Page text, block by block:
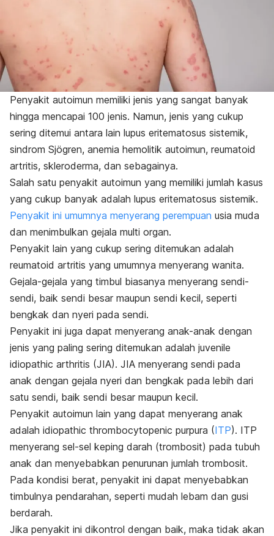
Penyakit autoimun memiliki jenis yang sangat banyak
hingga mencapai 100 jenis. Namun, jenis yang cukup
sering ditemui antara lain lupus eritematosus sistemik,
sindrom Sjögren, anemia hemolitik autoimun, reumatoid
artritis, skleroderma, dan sebagainya.
Salah satu penyakit autoimun yang memiliki jumlah kasus
yang cukup banyak adalah lupus eritematosus sistemik.
Penyakit ini umumnya menyerang perempuan usia muda
dan menimbulkan gejala multi organ.
Penyakit lain yang cukup sering ditemukan adalah
reumatoid artritis yang umumnya menyerang wanita.
Gejala-gejala yang timbul biasanya menyerang sendi-
sendi, baik sendi besar maupun sendi kecil, seperti
bengkak dan nyeri pada sendi.
Penyakit ini juga dapat menyerang anak-anak dengan
jenis yang paling sering ditemukan adalah juvenile
idiopathic arthritis (JIA). JIA menyerang sendi pada
anak dengan gejala nyeri dan bengkak pada lebih dari
satu sendi, baik sendi besar maupun kecil.
Penyakit autoimun lain yang dapat menyerang anak
adalah idiopathic thrombocytopenic purpura (ITP). ITP
menyerang sel-sel keping darah (trombosit) pada tubuh
anak dan menyebabkan penurunan jumlah trombosit.
Pada kondisi berat, penyakit ini dapat menyebabkan
timbulnya pendarahan, seperti mudah lebam dan gusi
berdarah.
Jika penyakit ini dikontrol dengan baik, maka tidak akan